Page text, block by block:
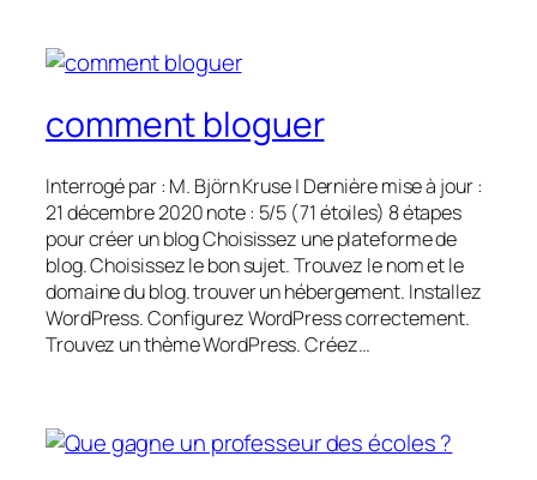
comment bloguer
Interrogé par : M. Björn Kruse | Dernière mise à jour :
21 décembre 2020 note : 5/5 (71 étoiles) 8 étapes
pour créer un blog Choisissez une plateforme de
blog. Choisissez le bon sujet. Trouvez le nom et le
domaine du blog. trouver un hébergement. Installez
WordPress. Configurez WordPress correctement.
Trouvez un thème WordPress. Créez…